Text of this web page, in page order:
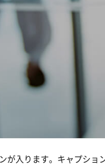
入ります。キャプシ